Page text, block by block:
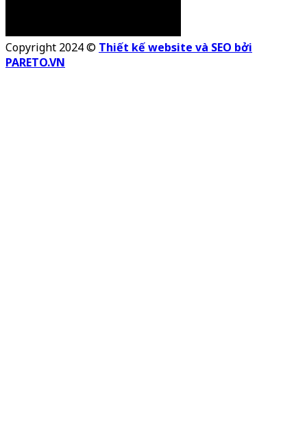
Copyright 2024 © Thiết kế website và SEO bởi
PARETO.VN